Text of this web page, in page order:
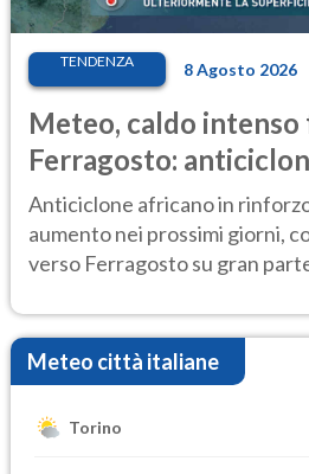
TENDENZA 8 Agosto 2026
Meteo, caldo intenso
Ferragosto:
ancora protagonista
Anticiclone africano in
aumento nei prossimi giorni,
verso Ferragosto su gran
Meteo città italiane
Torino